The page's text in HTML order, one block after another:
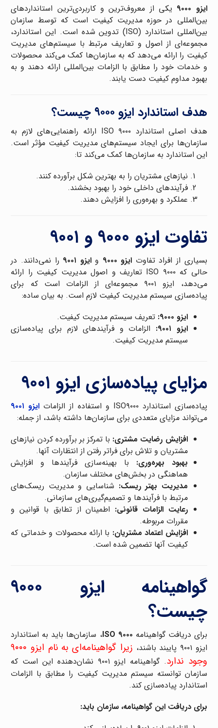
ایزو ۹۰۰۰
یکی از معروف‌ترین و کاربردی‌ترین استانداردهای
بین‌المللی در حوزه مدیریت کیفیت است که توسط سازمان
بین‌المللی استاندارد (ISO) تدوین شده است. این استاندارد،
مجموعه‌ای از اصول و تعاریف مرتبط با سیستم‌های مدیریت
کیفیت را ارائه می‌دهد که به سازمان‌ها کمک می‌کند محصولات
و خدمات خود را مطابق با الزامات بین‌المللی ارائه دهند و به
بهبود مداوم کیفیت دست یابند.
هدف استاندارد ایزو ۹۰۰۰ چیست؟
هدف اصلی استاندارد ISO ۹۰۰۰ ارائه راهنمایی‌های لازم به
سازمان‌ها برای ایجاد سیستم‌های مدیریت کیفیت مؤثر است.
این استاندارد به سازمان‌ها کمک می‌کند تا:
نیازهای مشتریان را به بهترین شکل برآورده کنند.
فرآیندهای داخلی خود را بهبود بخشند.
عملکرد و بهره‌وری را افزایش دهند.
تفاوت ایزو ۹۰۰۰ و ۹۰۰۱
بسیاری از افراد تفاوت ایزو ۹۰۰۰ وایزو ۹۰۰۱
را نمی‌دانند. در
حالی که ISO ۹۰۰۰ تعاریف و اصول مدیریت کیفیت را ارائه
می‌دهد، ایزو ۹۰۰۱ مجموعه‌ای از الزامات است که برای
پیاده‌سازی سیستم مدیریت کیفیت لازم است. به بیان ساده:
ایزو ۹۰۰۰:
تعریف سیستم مدیریت کیفیت.
ایزو ۹۰۰۱:
الزامات و فرآیندهای لازم برای پیاده‌سازی
سیستم مدیریت کیفیت.
مزایای پیاده‌سازی ایزو ۹۰۰۱
پیاده‌سازی استاندارد ISO۹۰۰۰ و استفاده از الزامات
ایزو ۹۰۰۱
می‌تواند مزایای متعددی برای سازمان‌ها داشته باشد، از جمله:
افزایش رضایت مشتری: با تمرکز بر برآورده کردن نیازهای
مشتریان و تلاش برای فراتر رفتن از انتظارات آنها.
بهبود بهره‌وری: با بهینه‌سازی فرآیندها و افزایش
هماهنگی در بخش‌های مختلف سازمان.
مدیریت بهتر ریسک: شناسایی و مدیریت ریسک‌های
مرتبط با فرآیندها و تصمیم‌گیری‌های سازمانی.
رعایت الزامات قانونی: اطمینان از تطابق با قوانین و
مقررات مربوطه.
افزایش اعتماد مشتریان: با ارائه محصولات و خدماتی که
کیفیت آنها تضمین شده است.
گواهینامه ایزو ۹۰۰۰
چیست؟
برای دریافت گواهینامه ISO ۹۰۰۰، سازمان‌ها باید به استاندارد
ایزو ۹۰۰۱ پایبند باشند،
زیرا گواهینامه‌ای به نام ایزو ۹۰۰۰
وجود ندارد
. گواهینامه ایزو ۹۰۰۱ نشان‌دهنده این است که
سازمان توانسته سیستم مدیریت کیفیت را مطابق با الزامات
استاندارد پیاده‌سازی کند.
برای دریافت این گواهینامه، سازمان باید: